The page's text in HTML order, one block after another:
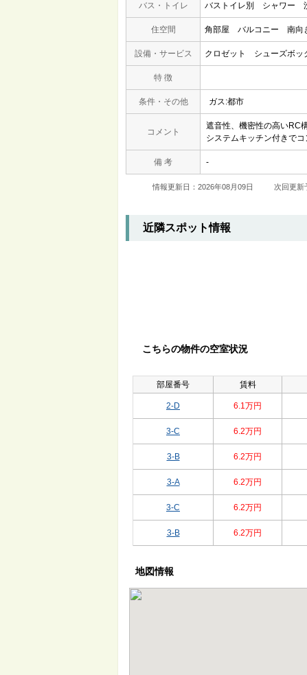
バス・トイレ バストイレ別 シャワー
住空間 角部屋 バルコニー 南向
設備・サービス クロゼット シューズボッ
特 徴
条件・その他 ガス:都市
コメント
遮音性、機密性の高いRC
システムキッチン付きで
備 考 -
情報更新日：2026年08月09日 次回更新
近隣スポット情報
こちらの物件の空室状況
部屋番号 賃料
2-D 6.1万円
3-C 6.2万円
3-B 6.2万円
3-A 6.2万円
3-C 6.2万円
3-B 6.2万円
地図情報